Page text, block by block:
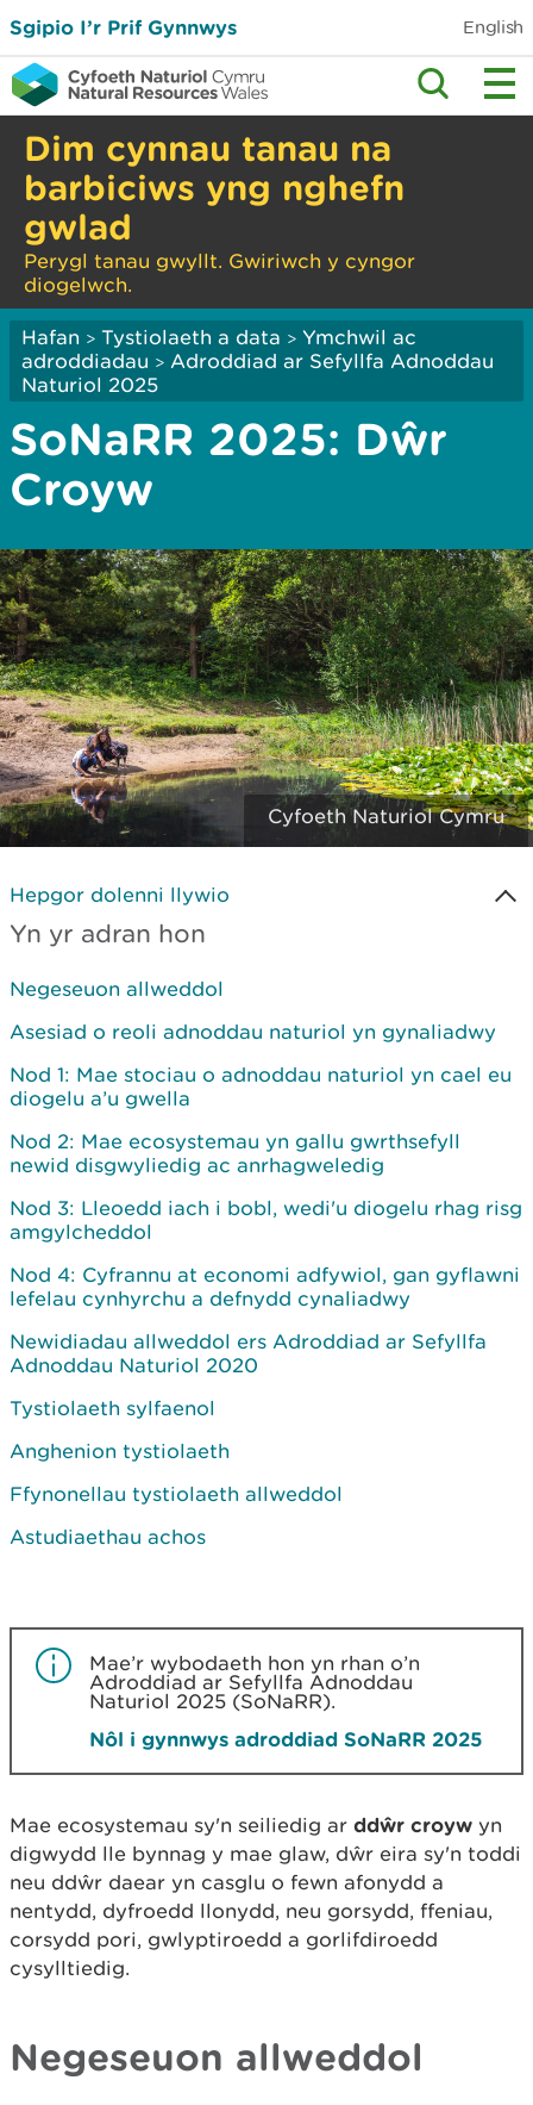
Sgipio I’r Prif Gynnwys English
Dim cynnau tanau na
barbiciws yng nghefn
gwlad
Perygl tanau gwyllt. Gwiriwch y cyngor
diogelwch.
Hafan > Tystiolaeth a data > Ymchwil ac
adroddiadau > Adroddiad ar Sefyllfa Adnoddau
Naturiol 2025
SoNaRR 2025: Dŵr
Croyw
Cyfoeth Naturiol Cymru
Hepgor dolenni llywio
Yn yr adran hon
Negeseuon allweddol
Asesiad o reoli adnoddau naturiol yn gynaliadwy
Nod 1: Mae stociau o adnoddau naturiol yn cael eu
diogelu a’u gwella
Nod 2: Mae ecosystemau yn gallu gwrthsefyll
newid disgwyliedig ac anrhagweledig
Nod 3: Lleoedd iach i bobl, wedi'u diogelu rhag risg
amgylcheddol
Nod 4: Cyfrannu at economi adfywiol, gan gyflawni
lefelau cynhyrchu a defnydd cynaliadwy
Newidiadau allweddol ers Adroddiad ar Sefyllfa
Adnoddau Naturiol 2020
Tystiolaeth sylfaenol
Anghenion tystiolaeth
Ffynonellau tystiolaeth allweddol
Astudiaethau achos
Mae’r wybodaeth hon yn rhan o’n
Adroddiad ar Sefyllfa Adnoddau
Naturiol 2025 (SoNaRR).
Nôl i gynnwys adroddiad SoNaRR 2025
Mae ecosystemau sy'n seiliedig ar ddŵr croyw yn
digwydd lle bynnag y mae glaw, dŵr eira sy'n toddi
neu ddŵr daear yn casglu o fewn afonydd a
nentydd, dyfroedd llonydd, neu gorsydd, ffeniau,
corsydd pori, gwlyptiroedd a gorlifdiroedd
cysylltiedig.
Negeseuon allweddol